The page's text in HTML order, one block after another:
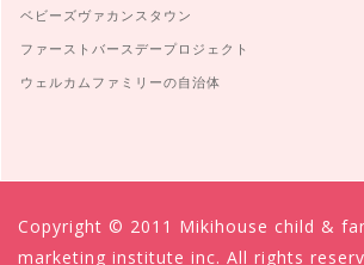
ベビーズヴァカンスタウン
ファーストバースデープロジェクト
ウェルカムファミリーの自治体
Copyright © 2011 Mikihouse child &
marketing institute inc. All rights